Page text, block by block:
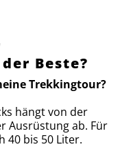
Beste?
Trekkingtour?
hängt von der
Ausrüstung ab. Für
40 bis 50 Liter.